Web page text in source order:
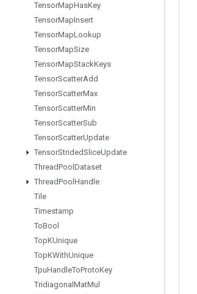
TensorMapHasKey
TensorMapInsert
TensorMapLookup
TensorMapSize
TensorMapStackKeys
TensorScatterAdd
TensorScatterMax
TensorScatterMin
TensorScatterSub
TensorScatterUpdate
TensorStridedSliceUpdate
ThreadPool Dataset
ThreadPool Handle
Tile
Timestamp
ToBool
TopKUnique
TopKWithUnique
TpuHandleToProtoKey
Tridiagonal MatMul